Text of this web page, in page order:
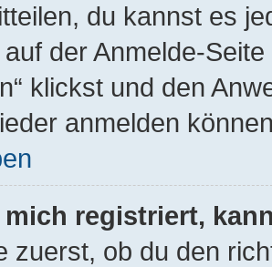
du kannst es
der Anmelde-
klickst und den
anmelden
mich registriert,
zuerst, ob du den